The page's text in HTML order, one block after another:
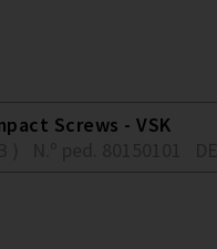
Screws - VSK